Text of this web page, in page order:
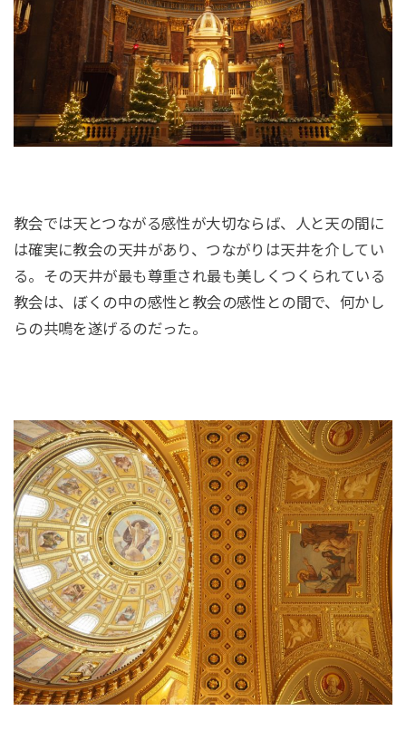
教会では天とつながる感性が大切ならば、人と天の間に
は確実に教会の天井があり、つながりは天井を介してい
る。その天井が最も尊重され最も美しくつくられている
教会は、ぼくの中の感性と教会の感性との間で、何かし
らの共鳴を遂げるのだった。